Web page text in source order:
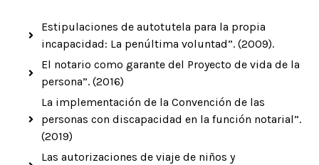
Estipulaciones de autotutela para la propia
incapacidad: La penúltima voluntad”. (2009).
El notario como garante del Proyecto de vida de la
persona”. (2016)
La implementación de la Convención de las
personas con discapacidad en la función notarial”.
(2019)
Las autorizaciones de viaje de niños y